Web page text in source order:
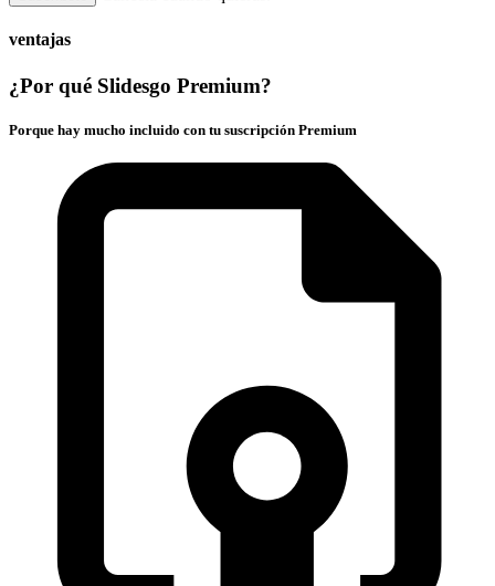
ventajas
¿Por qué Slidesgo Premium?
Porque hay mucho incluido con tu suscripción Premium